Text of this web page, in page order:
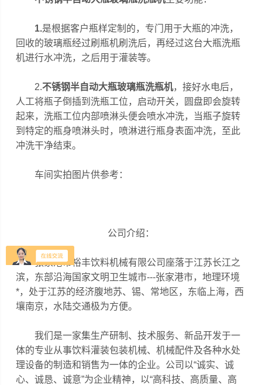
1.是根据客户瓶样定制的，专门用于大瓶的冲洗，
回收的玻璃瓶经过刷瓶机刷洗后，再经过这台大瓶洗瓶
机进行水冲洗，之后用于灌装等。
2.不锈钢半自动大瓶玻璃瓶洗瓶机，接好水电后，
人工将瓶子倒插到洗瓶工位，启动开关，圆盘即会旋转
起来，洗瓶工位内部喷淋头便会喷水冲洗，当瓶子旋转
到特定的瓶身喷淋头时，喷淋进行瓶身表面冲洗，至此
冲洗干净结束。
车间实拍图片供参考：
公司介绍：
张家港市裕丰饮料机械有限公司座落于江苏长江之
滨，东部沿海国家文明卫生城市---张家港市，地理环境
*，处于江苏的经济腹地苏、锡、常地区，东临上海，西
壤南京，水陆交通极为方便。
我们是一家集生产研制、技术服务、新品开发于一
体的专业从事饮料灌装包装机械、机械配件及各种水处
理设备的制造和销售为一体的企业。公司以“诚实、诚
心、诚恳、诚意”为企业精神，以“高科技、高质量、高